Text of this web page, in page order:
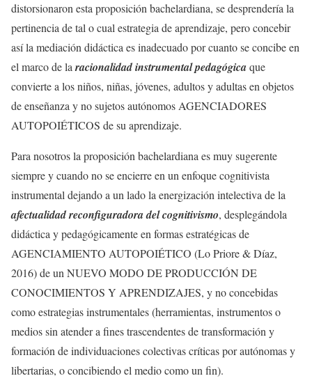
distorsionaron esta proposición bachelardiana, se desprendería la
pertinencia de tal o cual estrategia de aprendizaje, pero concebir
así la mediación didáctica es inadecuado por cuanto se concibe en
el marco de laracionalidad instrumental pedagógicaque
convierte a los niños, niñas, jóvenes, adultos y adultas en objetos
de enseñanza y no sujetos autónomos AGENCIADORES
AUTOPOIÉTICOS de su aprendizaje.
Para nosotros la proposición bachelardiana es muy sugerente
siempre y cuando no se encierre en un enfoque cognitivista
instrumental dejando a un lado la energización intelectiva de la
afectualidad reconfiguradora del cognitivismo, desplegándola
didáctica y pedagógicamente en formas estratégicas de
AGENCIAMIENTO AUTOPOIÉTICO (Lo Priore & Díaz,
2016) de un NUEVO MODO DE PRODUCCIÓN DE
CONOCIMIENTOS Y APRENDIZAJES, y no concebidas
como estrategias instrumentales (herramientas, instrumentos o
medios sin atender a fines trascendentes de transformación y
formación de individuaciones colectivas críticas por autónomas y
libertarias, o concibiendo el medio como un fin).